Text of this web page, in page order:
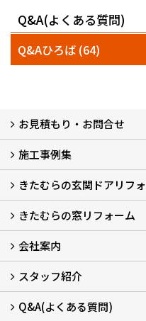
Q&A(よくある質問)
Q&Aひろば (64)
お見積もり・お問合せ
LINEで概算見積もり
チャットで質問
問い合わせフォームから
オンライン相談
電話で相談
無料現地調査をご希望の方
施工事例集
玄関ドアリフォーム
玄関引戸リフォーム
勝手口ドアリフォーム
窓リフォーム
きたむらの玄関ドアリフ
玄関ドアリフォームについ
リシェントについて (23)
・玄関ドアバリエーショ
・玄関引戸バリエーショ
・勝手口ドアバリエーシ
安心の自社施工
無料点検
保証について
価格について
概算見積について (2)
きたむらの窓リフォーム
窓リフォームについて (5)
・内窓設置-LIXILインプラ
・内窓設置-AGCまどまど
・窓交換
・エコガラス交換
・防犯・防災ガラス交換
会社案内
会社概要 (2)
ブログ
アクセス
施工エリア
施工までの流れ
SNSインフォメーション
チャット機能
オンライン打合わせ
補助金について (2)
スタッフ紹介
スタッフ紹介
Q&A(よくある質問)